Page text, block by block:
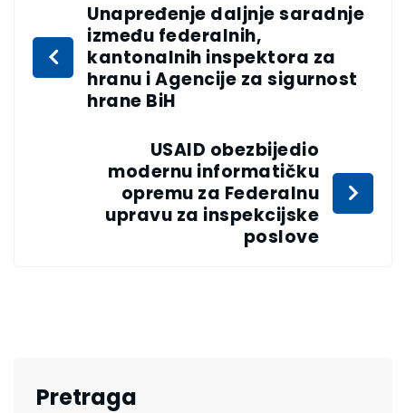
Unapređenje daljnje saradnje
između federalnih,
kantonalnih inspektora za
hranu i Agencije za sigurnost
hrane BiH
USAID obezbijedio
modernu informatičku
opremu za Federalnu
upravu za inspekcijske
poslove
Pretraga